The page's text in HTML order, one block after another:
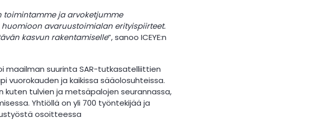
ja arvoketjumme
avaruustoimialan erityispiirteet.
kasvun rakentamiselle”, sanoo ICEYE:n
maailman suurinta SAR-tutkasatelliittien
vuorokauden ja kaikissa sääolosuhteissa.
tulvien ja metsäpalojen seurannassa,
Yhtiöllä on yli 700 työntekijää ja
osoitteessa